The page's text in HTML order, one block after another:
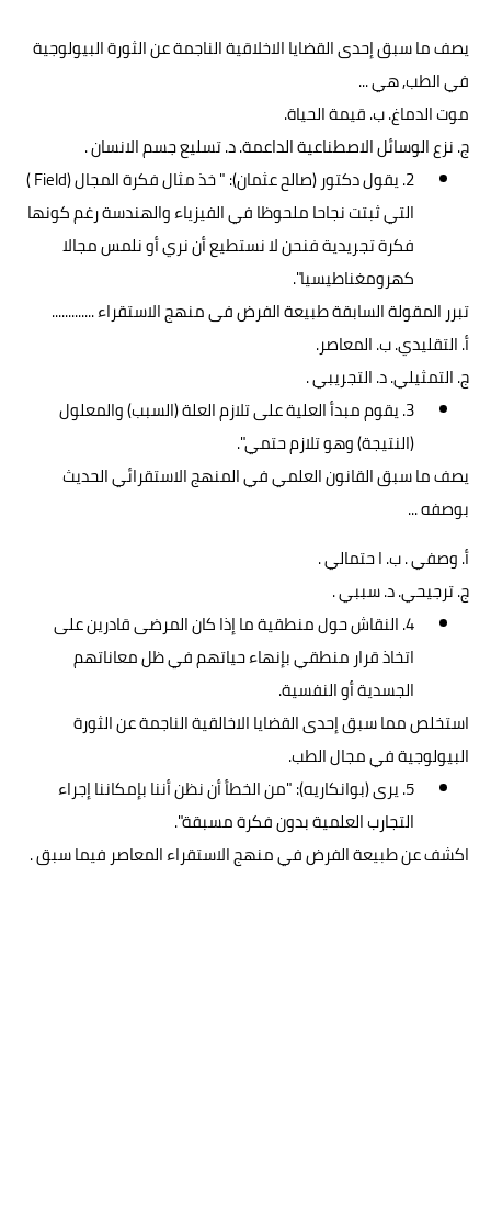
يصف ما سبق إحدى القضايا الاخلاقية الناجمة عن الثورة البيولوجية
في الطب, هي ...
موت الدماغ. ب. قيمة الحياة.
ج. نزع الوسائل الاصطناعية الداعمة. د. تسليع جسم الانسان .
2. يقول دكتور (صالح عثمان): " خذ مثال فكرة المجال (Field )
التي ثبتت نجاحا ملحوظا في الفيزياء والهندسة رغم كونها
فكرة تجريدية فنحن لا نستطيع أن نري أو نلمس مجالا
كهرومغناطيسيا".
تبرر المقولة السابقة طبيعة الفرض فى منهج الاستقراء .............
أ. التقليدي. ب. المعاصر.
ج. التمثيلي. د. التجريبي .
3. يقوم مبدأ العلية على تلازم العلة (السبب) والمعلول
(النتيجة) وهو تلازم حتمي".
يصف ما سبق القانون العلمي في المنهج الاستقرائي الحديث
بوصفه ...
أ. وصفي . ب. ا حتمالي .
ج. ترجيحي. د. سببي .
4. النقاش حول منطقية ما إذا كان المرضى قادرين على
اتخاذ قرار منطقي بإنهاء حياتهم في ظل معاناتهم
الجسدية أو النفسية.
استخلص مما سبق إحدى القضايا الاخالقية الناجمة عن الثورة
البيولوجية في مجال الطب.
5. يرى (بوانكاريه): "من الخطأ أن نظن أننا بإمكاننا إجراء
التجارب العلمية بدون فكرة مسبقة".
اكشف عن طبيعة الفرض في منهج الاستقراء المعاصر فيما سبق .